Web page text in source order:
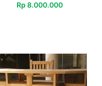
Rp 8.000.000